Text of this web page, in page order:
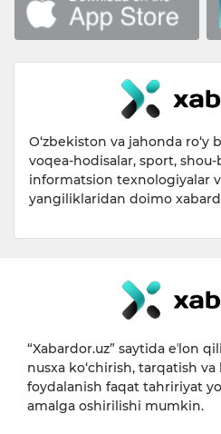
O‘zbekiston va jahonda ro‘y
voqea-hodisalar, sport,
informatsion texnologiyalar
yangiliklaridan doimo
“Xabardor.uz” saytida eʼlon
nusxa ko‘chirish, tarqatish
foydalanish faqat tahririyat
amalga oshirilishi mumkin.